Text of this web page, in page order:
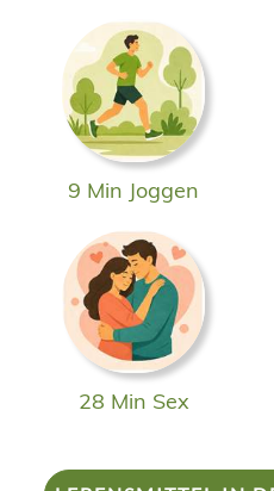
9 Min Joggen
28 Min Sex